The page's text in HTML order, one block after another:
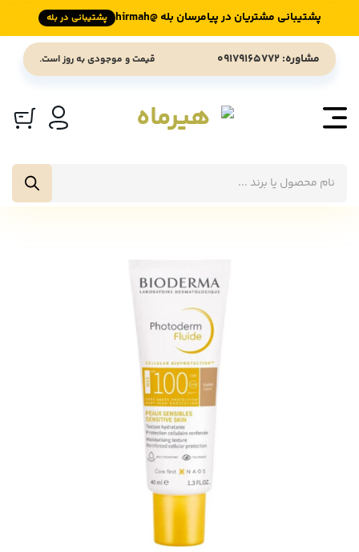
پشتیبانی مشتریان در پیامرسان بله @hirmah پشتیبانی در بله
مشاوره: 09179165772 قیمت و موجودی به روز است.
محصولات